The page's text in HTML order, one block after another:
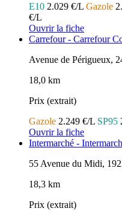
E10 2.029 €/L Gazole
€/L
Ouvrir la fiche
Carrefour - Carrefour
Avenue de Périgueux,
18,0 km
Prix (extrait)
Gazole 2.249 €/L SP95
Ouvrir la fiche
Intermarché -
55 Avenue du Midi,
18,3 km
Prix (extrait)